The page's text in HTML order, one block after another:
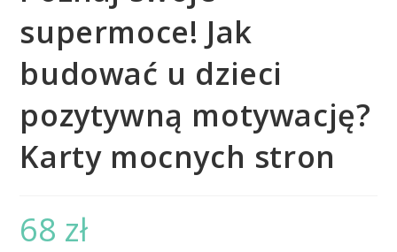
supermoce! Jak
budować u dzieci
pozytywną motywację?
Karty mocnych stron
68 zł